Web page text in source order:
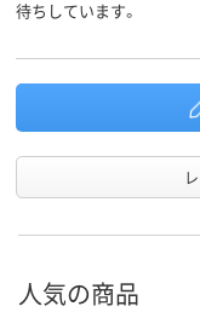
待ちしています。
人気の商品